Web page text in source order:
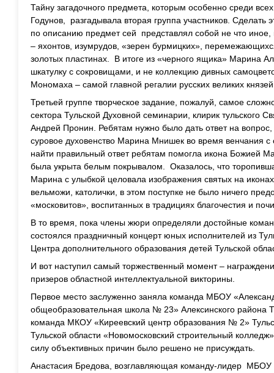
Тайну загадочного предмета, которым особенно среди
Годунов, разгадывала вторая группа участников. Сделать
по описанию предмет сей представлял собой не что иное,
– яхонтов, изумрудов, «зерен бурмицких»,
золотых пластинах. В итоге из «черного ящика» Марина
шкатулку с сокровищами, и не коллекцию дивных
Мономаха – самой главной регалии русских великих
Третьей группе творческое задание, пожалуй, самое
сектора Тульской Духовной семинарии, клирик тульского
Андрей Пронин. Ребятам нужно было дать ответ на
суровое духовенство Марина Мнишек во время венчания
найти правильный ответ ребятам помогла икона Божией
была укрыта белым покрывалом. Оказалось, что
Марина с улыбкой целовала изображения святых на
вельможи, католички, в этом поступке не было ничего
«московитов», воспитанных в традициях благочестия и
В то время, пока члены жюри определяли достойные
состоялся праздничный концерт юных исполнителей из
Центра дополнительного образования детей Тульской
И вот наступил самый торжественный момент –
призеров областной интеллектуальной викторины.
Первое место заслуженно заняла команда МБОУ
общеобразовательная школа № 23» Алексинского района
команда МКОУ «Киреевский центр образования № 2»
Тульской области «Новомосковский строительный
силу объективных причин было решено не присуждать.
Анастасия Бредова, возглавляющая команду-лидер МБОУ